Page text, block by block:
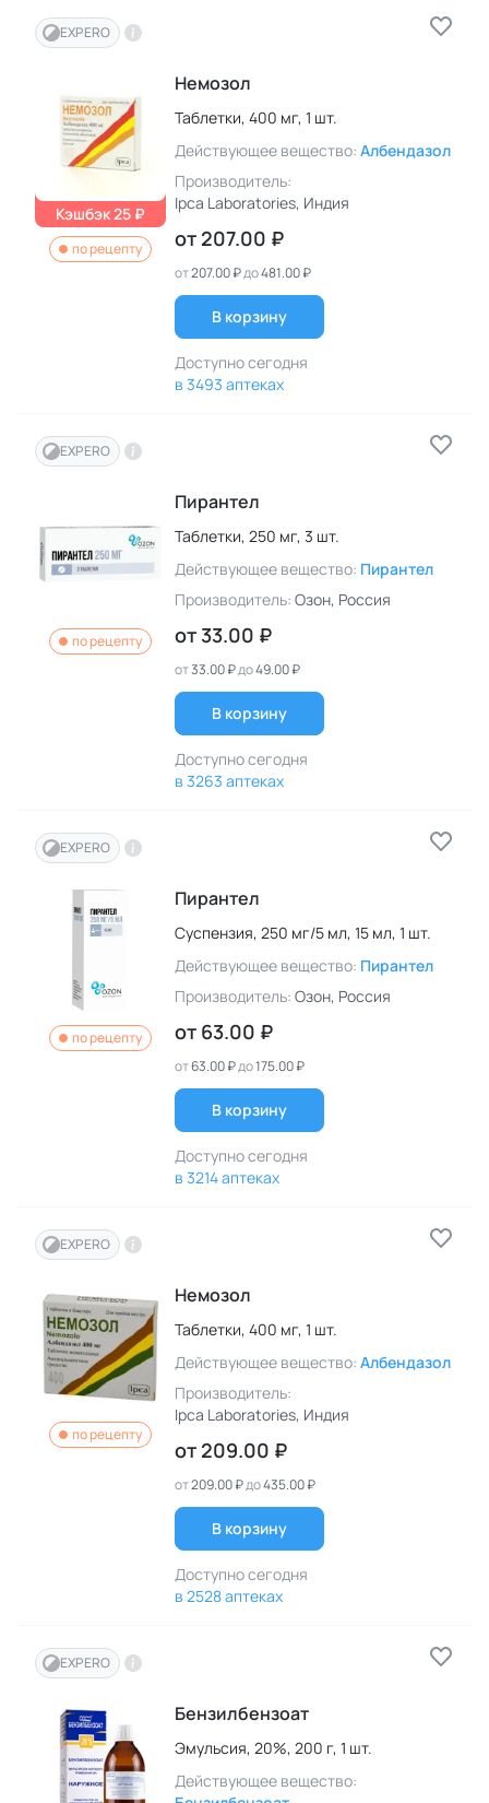
EXPERO
Кэшбэк 25 ₽
по рецепту
Немозол
Таблетки, 400 мг, 1 шт.
Действующее вещество: Албендазол
Производитель:
Ipca Laboratories, Индия
от 207.00 ₽
от207.00 ₽до481.00 ₽
В корзину
Доступно сегодня
в 3493 аптеках
EXPERO
по рецепту
Пирантел
Таблетки, 250 мг, 3 шт.
Действующее вещество: Пирантел
Производитель: Озон, Россия
от 33.00 ₽
от33.00 ₽до49.00 ₽
В корзину
Доступно сегодня
в 3263 аптеках
EXPERO
по рецепту
Пирантел
Суспензия, 250 мг/5 мл, 15 мл, 1 шт.
Действующее вещество: Пирантел
Производитель: Озон, Россия
от 63.00 ₽
от63.00 ₽до175.00 ₽
В корзину
Доступно сегодня
в 3214 аптеках
EXPERO
по рецепту
Немозол
Таблетки, 400 мг, 1 шт.
Действующее вещество: Албендазол
Производитель:
Ipca Laboratories, Индия
от 209.00 ₽
от209.00 ₽до435.00 ₽
В корзину
Доступно сегодня
в 2528 аптеках
EXPERO
Бензилбензоат
Эмульсия, 20%, 200 г, 1 шт.
Действующее вещество: